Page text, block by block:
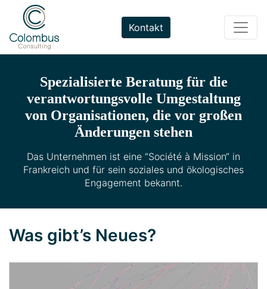
Weiter
Inhalt
Kontakt
Spezialisierte Beratung für die
verantwortungsvolle Umgestaltung
von Organisationen, die vor großen
Änderungen stehen
Das Unternehmen ist eine “Société à Mission“ in
Frankreich und für sein soziales und ökologisches
Engagement bekannt.
Was gibt’s Neues?